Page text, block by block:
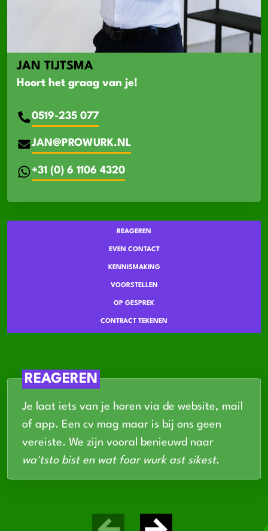
JAN TIJTSMA
Hoort het graag van je!
0519-235 077
JAN@PROWURK.NL
+31 (0) 6 1106 4320
REAGEREN
EVEN CONTACT
KENNISMAKING
VOORSTELLEN
OP GESPREK
CONTRACT TEKENEN
REAGEREN
Je laat iets van je horen via de website, mail
of app. Een cv mag maar is bij ons geen
vereiste. We zijn vooral benieuwd naar
wa'tsto bist en wat foar wurk ast sikest.